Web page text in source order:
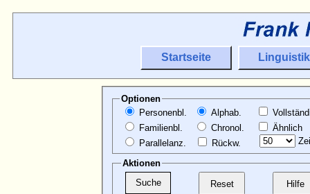
Startseite Linguistik
Optionen
Personenbl.
Familienbl.
Parallelanz.
Alphab.
Chronol.
Rückw.
Ähnlich
Aktionen